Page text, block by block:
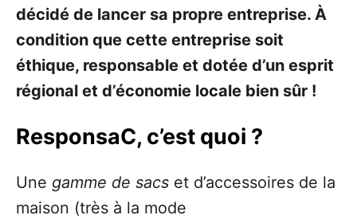
décidé de lancer sa propre entreprise. À
condition que cette entreprise soit
éthique, responsable et dotée d’un esprit
régional et d’économie locale bien sûr !
ResponsaC, c’est quoi ?
Une gamme de sacs et d’accessoires de la
maison (très à la mode